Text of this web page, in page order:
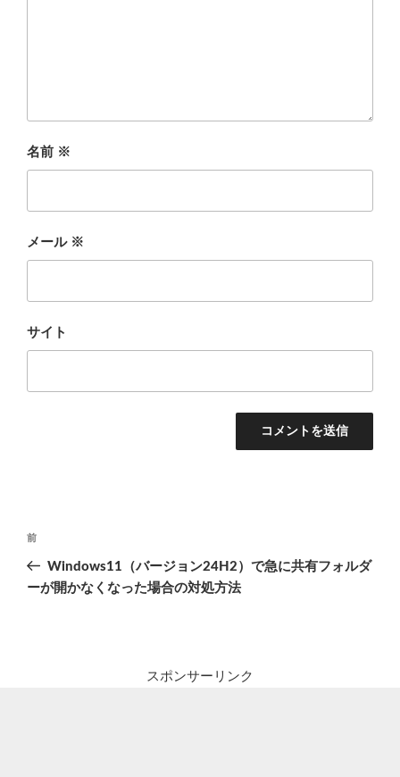
名前 ※
メール ※
サイト
投
前
の
前
Windows11（バージョン24H2）で急に共有フォルダ
ーが開かなくなった場合の対処方法
スポンサーリンク